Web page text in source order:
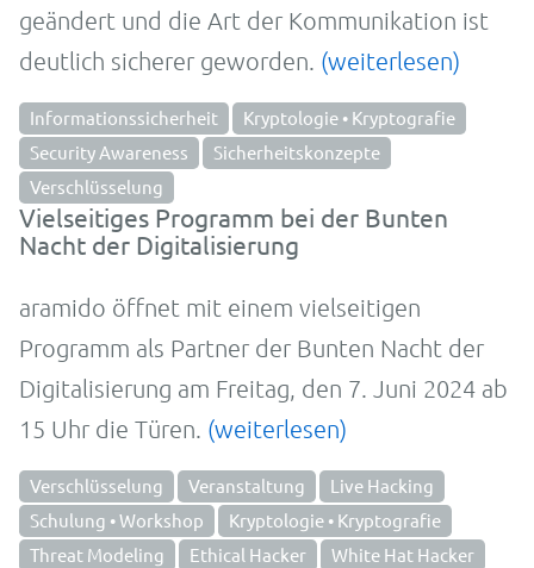
geändert und die Art der Kommunikation ist
deutlich sicherer geworden. (weiterlesen)
Informationssicherheit
Kryptologie • Kryptografie
Security Awareness
Sicherheitskonzepte
Verschlüsselung
Vielseitiges Programm bei der Bunten
Nacht der Digitalisierung
aramido öffnet mit einem vielseitigen
Programm als Partner der Bunten Nacht der
Digitalisierung am Freitag, den 7. Juni 2024 ab
15 Uhr die Türen. (weiterlesen)
Verschlüsselung Veranstaltung
Live Hacking
Schulung • Workshop
Kryptologie • Kryptografie
Threat Modeling
Ethical Hacker
White Hat Hacker